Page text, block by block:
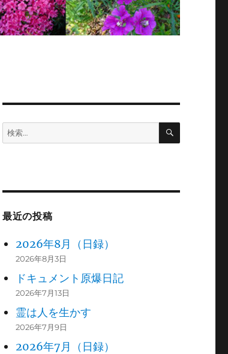
検
索:
検
最近の投稿
2026年8月（日録）
2026年8月3日
ドキュメント原爆日記
2026年7月13日
霊は人を生かす
2026年7月9日
2026年7月（日録）